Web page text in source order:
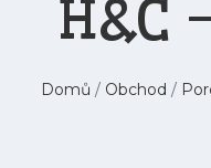
H&C
Domů / Obchod /